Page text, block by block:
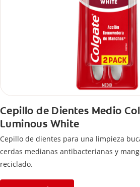
Cepillo de Dientes Medio
Luminous White
Cepillo de dientes para una limpieza
cerdas medianas antibacterianas y
reciclado.